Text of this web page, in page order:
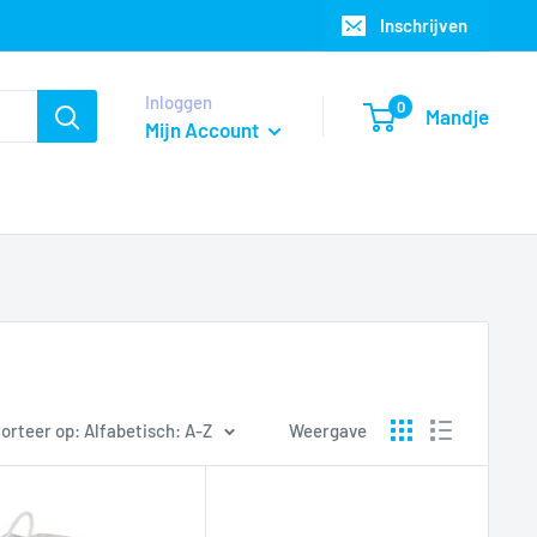
Inschrijven
Inloggen
Mijn Account
0 Mandje
op: Alfabetisch: A-Z Weergave